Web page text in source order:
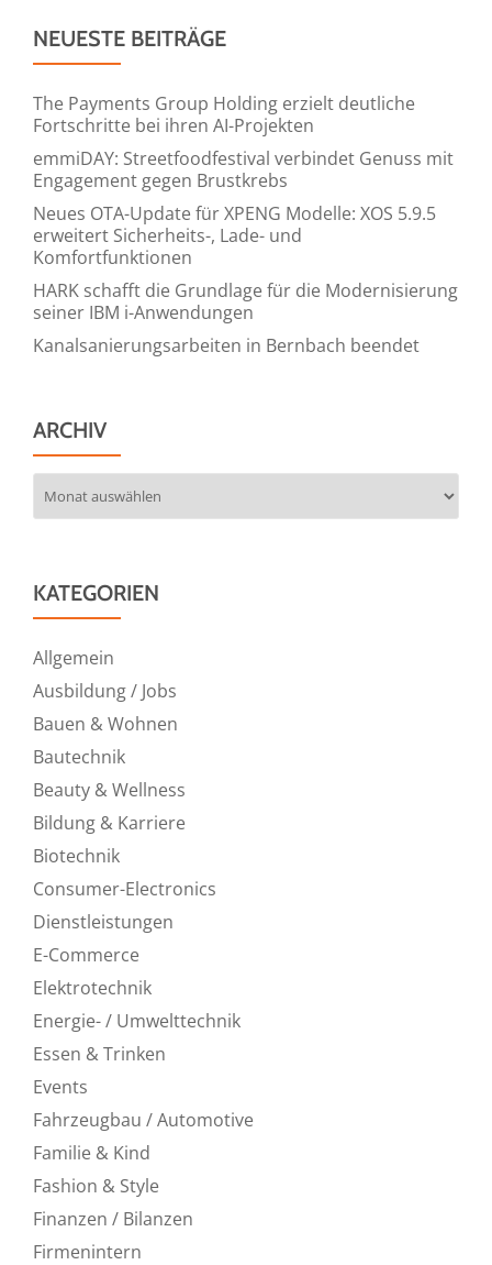
NEUESTE BEITRÄGE
The Payments Group Holding erzielt deutliche
Fortschritte bei ihren AI-Projekten
emmiDAY: Streetfoodfestival verbindet Genuss mit
Engagement gegen Brustkrebs
Neues OTA-Update für XPENG Modelle: XOS 5.9.5
erweitert Sicherheits-, Lade- und
Komfortfunktionen
HARK schafft die Grundlage für die Modernisierung
seiner IBM i-Anwendungen
Kanalsanierungsarbeiten in Bernbach beendet
ARCHIV
KATEGORIEN
Allgemein
Ausbildung / Jobs
Bauen & Wohnen
Bautechnik
Beauty & Wellness
Bildung & Karriere
Biotechnik
Consumer-Electronics
Dienstleistungen
E-Commerce
Elektrotechnik
Energie- / Umwelttechnik
Essen & Trinken
Events
Fahrzeugbau / Automotive
Familie & Kind
Fashion & Style
Finanzen / Bilanzen
Firmenintern